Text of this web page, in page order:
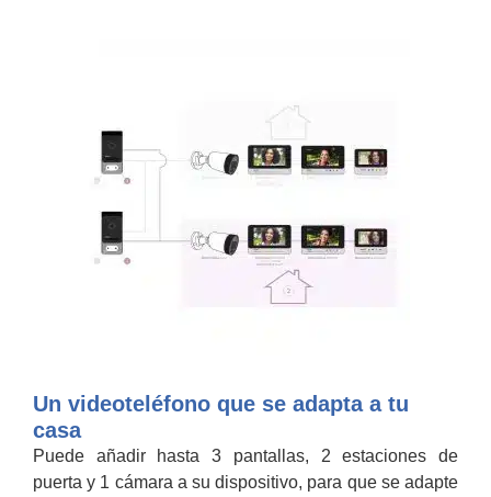
Un videoteléfono que se adapta a tu
casa
Puede añadir hasta 3 pantallas, 2 estaciones de
puerta y 1 cámara a su dispositivo, para que se adapte